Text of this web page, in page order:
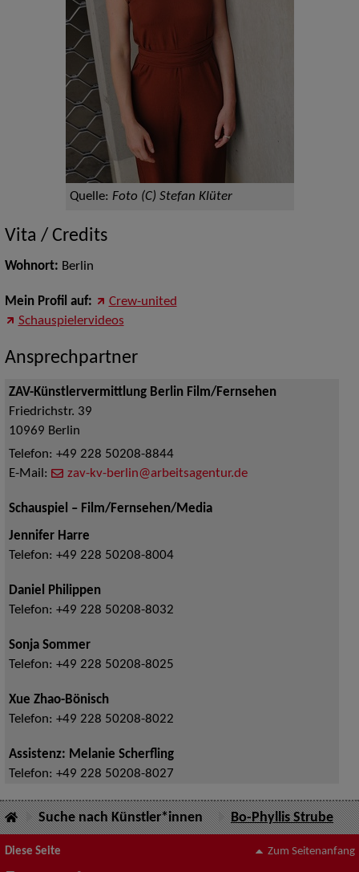
Quelle: Foto (C) Stefan Klüter
Vita / Credits
Wohnort: Berlin
Mein Profil auf:
Crew-united
Schauspielervideos
Ansprechpartner
ZAV-Künstlervermittlung Berlin Film/Fernsehen
Friedrichstr. 39
10969 Berlin
Telefon: +49 228 50208-8844
E-Mail:
zav-kv-berlin@arbeitsagentur.de
Schauspiel – Film/Fernsehen/Media
Jennifer Harre
Telefon: +49 228 50208-8004
Daniel Philippen
Telefon: +49 228 50208-8032
Sonja Sommer
Telefon: +49 228 50208-8025
Xue Zhao-Bönisch
Telefon: +49 228 50208-8022
Assistenz: Melanie Scherfling
Telefon: +49 228 50208-8027
Suche nach Künstler*innen Bo-Phyllis Strube
Diese Seite Zum Seitenanfang